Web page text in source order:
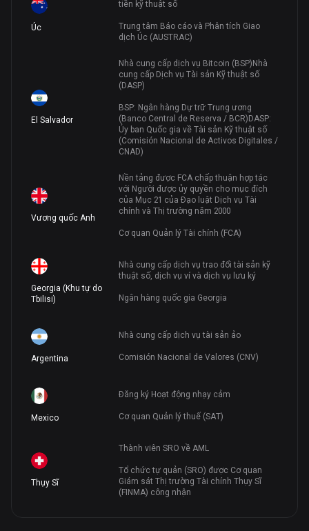
‌Úc
tiền kỹ thuật số
Trung tâm Báo cáo và Phân tích Giao
dịch Úc (AUSTRAC)
El Salvador
Nhà cung cấp dịch vụ Bitcoin (BSP) Nhà
cung cấp Dịch vụ Tài sản Kỹ thuật số
(DASP)
BSP: Ngân hàng Dự trữ Trung ương
(Banco Central de Reserva / BCR) DASP:
Ủy ban Quốc gia về Tài sản Kỹ thuật số
(Comisión Nacional de Activos Digitales /
CNAD)
Vương quốc Anh
Nền tảng được FCA chấp thuận hợp tác
với Người được ủy quyền cho mục đích
của Mục 21 của Đạo luật Dịch vụ Tài
chính và Thị trường năm 2000
Cơ quan Quản lý Tài chính (FCA)
Georgia (Khu tự do
Tbilisi)
Nhà cung cấp dịch vụ trao đổi tài sản kỹ
thuật số, dịch vụ ví và dịch vụ lưu ký
Ngân hàng quốc gia Georgia
Argentina
Nhà cung cấp dịch vụ tài sản ảo
Comisión Nacional de Valores (CNV)
Mexico
Đăng ký Hoạt động nhạy cảm
Cơ quan Quản lý thuế (SAT)
Thụy Sĩ
Thành viên SRO về AML
Tổ chức tự quản (SRO) được Cơ quan
Giám sát Thị trường Tài chính Thụy Sĩ
(FINMA) công nhận